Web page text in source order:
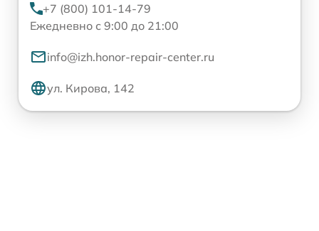
+7 (800) 101-14-79
Ежедневно с 9:00 до 21:00
info@izh.honor-repair-center.ru
ул. Кирова, 142